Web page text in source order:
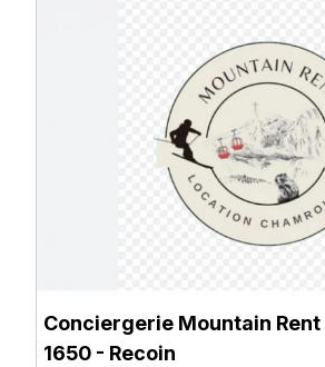
Conciergerie Mountain Rent
1650 - Recoin